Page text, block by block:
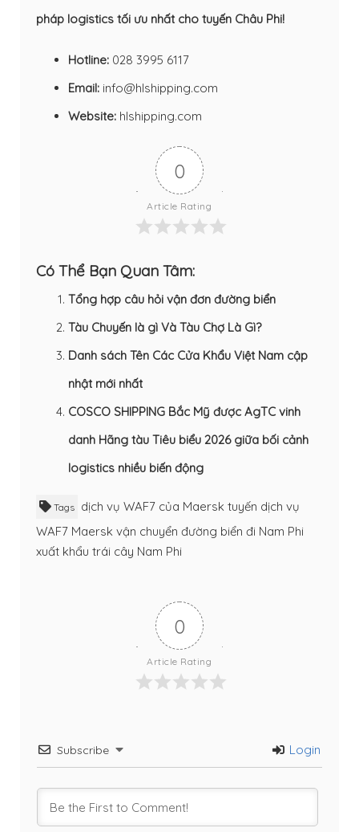
pháp logistics tối ưu nhất cho tuyến Châu Phi!
Hotline: 028 3995 6117
Email: info@hlshipping.com
Website: hlshipping.com
0
Article Rating
Có Thể Bạn Quan Tâm:
Tổng hợp câu hỏi vận đơn đường biển
Tàu Chuyến là gì Và Tàu Chợ Là Gì?
Danh sách Tên Các Cửa Khẩu Việt Nam cập
nhật mới nhất
COSCO SHIPPING Bắc Mỹ được AgTC vinh
danh Hãng tàu Tiêu biểu 2026 giữa bối cảnh
logistics nhiều biến động
Tags dịch vụ WAF7 của Maersk tuyến dịch vụ
WAF7 Maersk vận chuyển đường biển đi Nam Phi
xuất khẩu trái cây Nam Phi
0
Article Rating
Subscribe Login